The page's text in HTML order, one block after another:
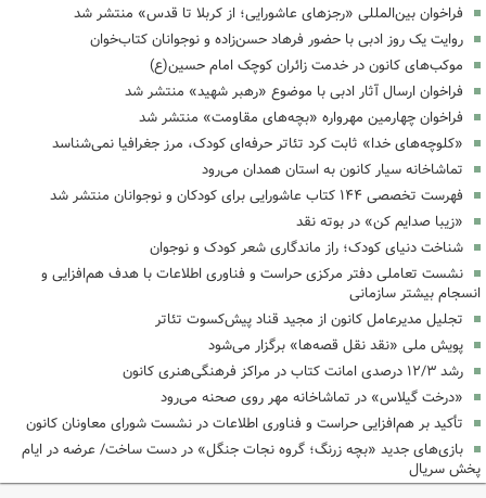
فراخوان بین‌المللی «رجزهای عاشورایی؛ از کربلا تا قدس» منتشر شد
روایت یک روز ادبی با حضور فرهاد حسن‌زاده و نوجوانان کتاب‌خوان
موکب‌های کانون در خدمت زائران کوچک امام حسین(ع)
فراخوان ارسال آثار ادبی با موضوع «رهبر شهید» منتشر شد
فراخوان چهارمین مهرواره «بچه‌های مقاومت» منتشر شد
«کلوچه‌های خدا» ثابت کرد تئاتر حرفه‌ای کودک، مرز جغرافیا نمی‌شناسد
تماشاخانه سیار کانون به استان همدان می‌رود
فهرست تخصصی ۱۴۴ کتاب عاشورایی برای کودکان و نوجوانان منتشر شد
«زیبا صدایم کن» در بوته نقد
شناخت دنیای کودک؛ راز ماندگاری شعر کودک و نوجوان
نشست تعاملی دفتر مرکزی حراست و فناوری اطلاعات با هدف هم‌افزایی و
انسجام بیشتر سازمانی
تجلیل مدیرعامل کانون از مجید قناد پیش‌کسوت تئاتر
پویش ملی «نقد نقل قصه‌ها» برگزار می‌شود
رشد ۱۲/۳ درصدی امانت کتاب در مراکز فرهنگی‌هنری کانون
«درخت گیلاس» در تماشاخانه مهر روی صحنه می‌رود
تأکید بر هم‌افزایی حراست و فناوری اطلاعات در نشست شورای معاونان کانون
بازی‌های جدید «بچه زرنگ؛ گروه نجات جنگل» در دست ساخت/ عرضه در ایام
پخش سریال